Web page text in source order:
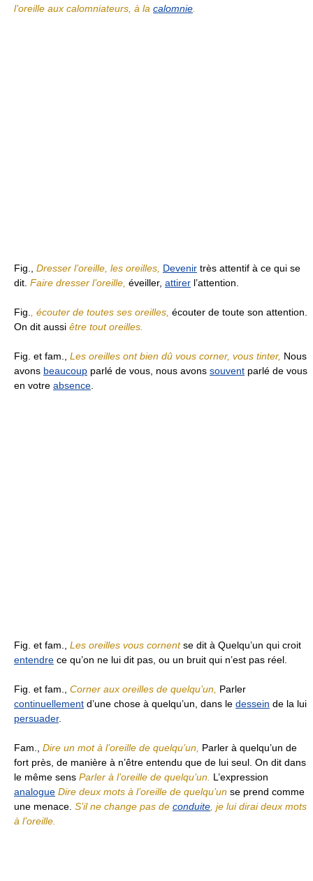
l’oreille aux calomniateurs, à la calomnie
Fig., Dresser l’oreille, les oreilles, Devenir très attentif à ce qui se
dit. Faire dresser l’oreille, éveiller, attirer l’attention.
Fig. , écouter de toutes ses oreilles, écouter de toute son attention.
On dit aussi être tout oreilles.
Fig. et fam., Les oreilles ont bien dû vous corner, vous tinter, Nous
avons beaucoup parlé de vous, nous avons souvent parlé de vous
en votre absence
Fig. et fam., Les oreilles vous cornentse dit à Quelqu’un qui croit
entendre ce qu’on ne lui dit pas, ou un bruit qui n’est pas réel.
Fig. et fam., Corner aux oreilles de quelqu’un, Parler
continuellement d’une chose à quelqu’un, dans le dessein de la lui
persuader.
Fam., Dire un mot à l’oreille de quelqu’un, Parler à quelqu’un de
fort près, de manière à n’être entendu que de lui seul. On dit dans
le même sens Parler à l’oreille de quelqu’un. L’expression
analogue Dire deux mots à l’oreille de quelqu’un se prend comme
une menace. S’il ne change pas de conduite , je lui dirai deux mots
à l’oreille.